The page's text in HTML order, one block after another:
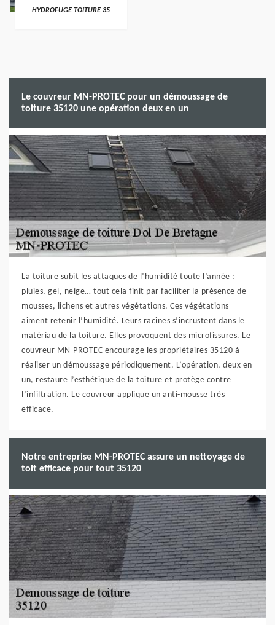
HYDROFUGE TOITURE 35
Le couvreur MN-PROTEC pour un démoussage de
toiture 35120 une opération deux en un
La toiture subit les attaques de l’humidité toute l’année :
pluies, gel, neige… tout cela finit par faciliter la présence de
mousses, lichens et autres végétations. Ces végétations
aiment retenir l’humidité. Leurs racines s’incrustent dans le
matériau de la toiture. Elles provoquent des microfissures. Le
couvreur MN-PROTEC encourage les propriétaires 35120 à
réaliser un démoussage périodiquement. L’opération, deux en
un, restaure l’esthétique de la toiture et protège contre
l’infiltration. Le couvreur applique un anti-mousse très
efficace.
Notre entreprise MN-PROTEC assure un nettoyage de
toit efficace pour tout 35120